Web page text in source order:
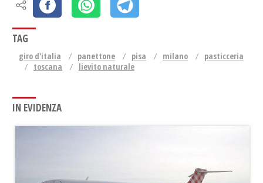
TAG
giro d'italia panettone pisa milano
pasticceria
toscana
lievito naturale
IN EVIDENZA